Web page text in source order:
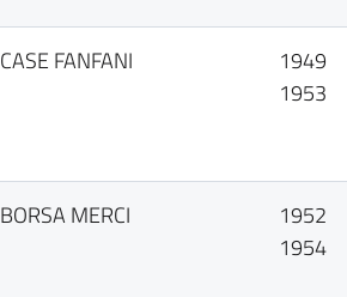
CASE FANFANI
1949
1953
BORSA MERCI
1952
1954